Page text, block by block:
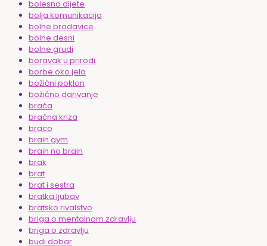
bolesno dijete
bolja komunikacija
bolne bradavice
bolne desni
bolne grudi
boravak u prirodi
borbe oko jela
božićni poklon
božićno darivanje
braća
bračna kriza
braco
brain gym
brain no brain
brak
brat
brat i sestra
bratka ljubav
bratsko rivalstvo
briga o mentalnom zdravlju
briga o zdravlju
budi dobar